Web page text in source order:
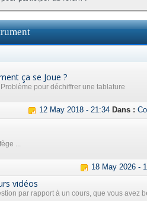
ça se Joue ?
pour déchiffrer une tablature
12 May 2018 - 21:34 Dans :
...
18 May 2026 -
vidéos
par rapport à un cours, que vous avez